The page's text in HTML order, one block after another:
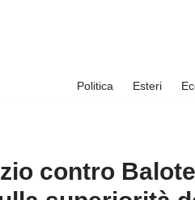
Politica Esteri
contro